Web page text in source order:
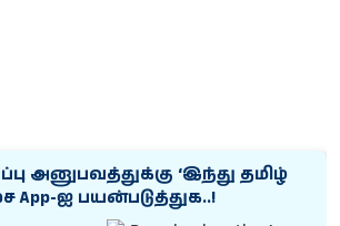
அனுபவத்துக்கு ‘இந்து தமிழ்
App-ஐ பயன்படுத்துக..!